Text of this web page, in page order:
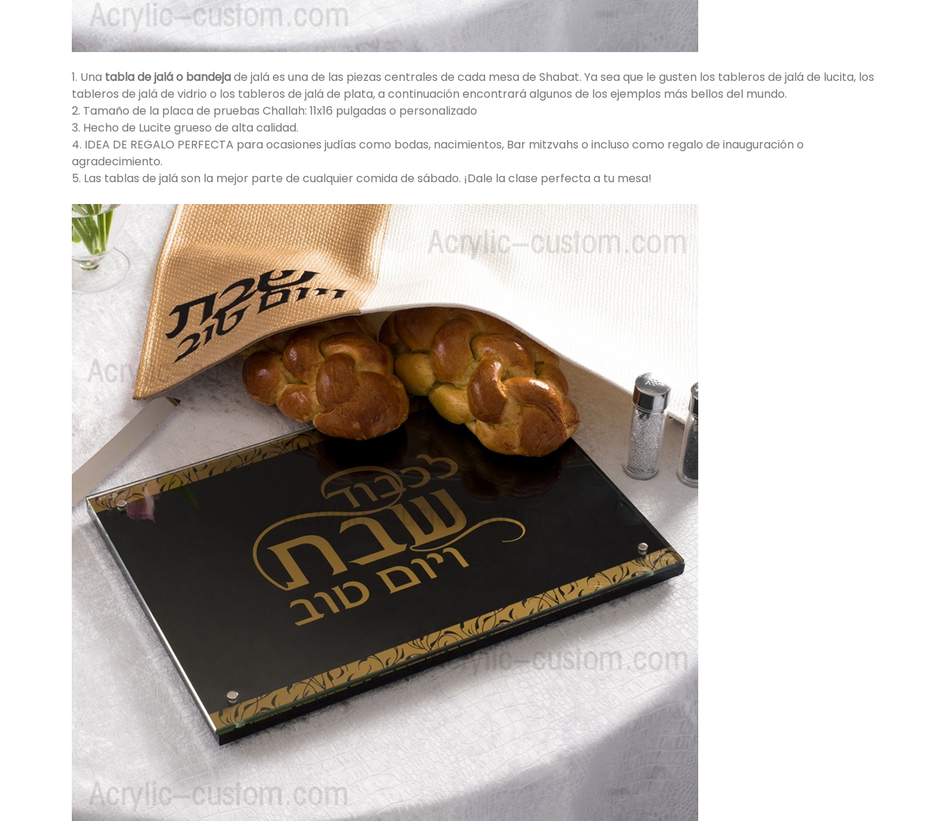
1. Una tabla de jalá o bandejade jalá es una de las piezas centrales de cada mesa de Shabat. Ya sea que le gusten los tableros de jalá de lucita, los
tableros de jalá de vidrio o los tableros de jalá de plata, a continuación encontrará algunos de los ejemplos más bellos del mundo.
2. Tamaño de la placa de pruebas Challah: 11x16 pulgadas o personalizado
3. Hecho de Lucite grueso de alta calidad.
4. IDEA DE REGALO PERFECTA para ocasiones judías como bodas, nacimientos, Bar mitzvahs o incluso como regalo de inauguración o
agradecimiento.
5. Las tablas de jalá son la mejor parte de cualquier comida de sábado. ¡Dale la clase perfecta a tu mesa!